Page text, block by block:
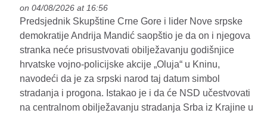
on 04/08/2026 at 16:56
Predsjednik Skupštine Crne Gore i lider Nove srpske
demokratije Andrija Mandić saopštio je da on i njegova
stranka neće prisustvovati obilježavanju godišnjice
hrvatske vojno-policijske akcije „Oluja“ u Kninu,
navodeći da je za srpski narod taj datum simbol
stradanja i progona. Istakao je i da će NSD učestvovati
na centralnom obilježavanju stradanja Srba iz Krajine u